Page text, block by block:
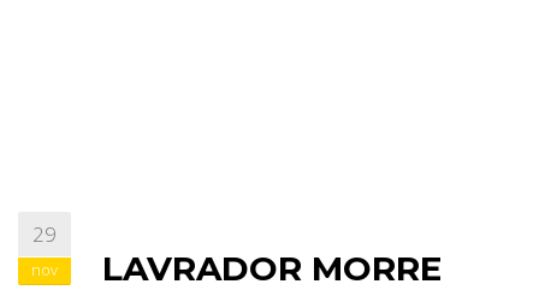
ABRANGÊNCIA
29
nov
LAVRADOR MORRE